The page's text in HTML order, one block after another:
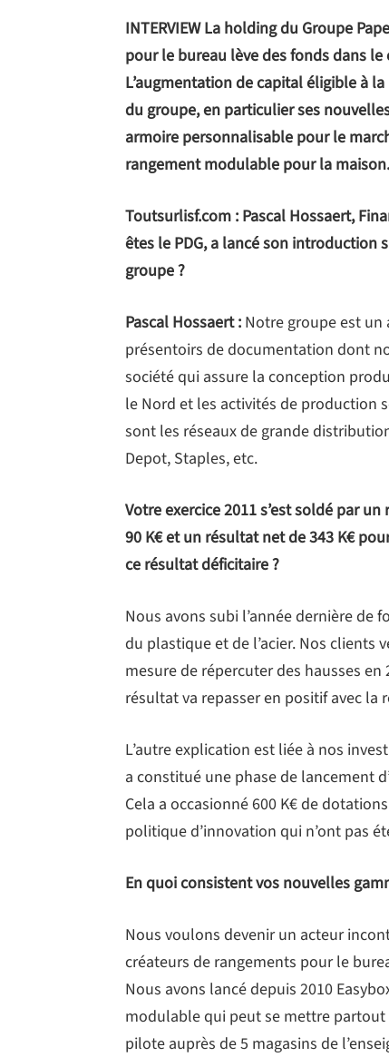
INTERVIEW La holding du Groupe
pour le bureau lève des fonds dans
L’augmentation de capital éligible à
du groupe, en particulier ses
armoire personnalisable pour le
rangement modulable pour la maison.
Toutsurlisf.com : Pascal Hossaert,
êtes le PDG, a lancé son introduction
groupe ?
Pascal Hossaert : Notre groupe est un
présentoirs de documentation dont
société qui assure la conception
le Nord et les activités de production
sont les réseaux de grande
Depot, Staples, etc.
Votre exercice 2011 s’est soldé par
90 K€ et un résultat net de 343 K€
ce résultat déficitaire ?
Nous avons subi l’année dernière de
du plastique et de l’acier. Nos clients
mesure de répercuter des hausses
résultat va repasser en positif avec
L’autre explication est liée à nos
a constitué une phase de lancement
Cela a occasionné 600 K€ de
politique d’innovation qui n’ont pas
En quoi consistent vos nouvelles
Nous voulons devenir un acteur
créateurs de rangements pour le
Nous avons lancé depuis 2010
modulable qui peut se mettre partout
pilote auprès de 5 magasins de